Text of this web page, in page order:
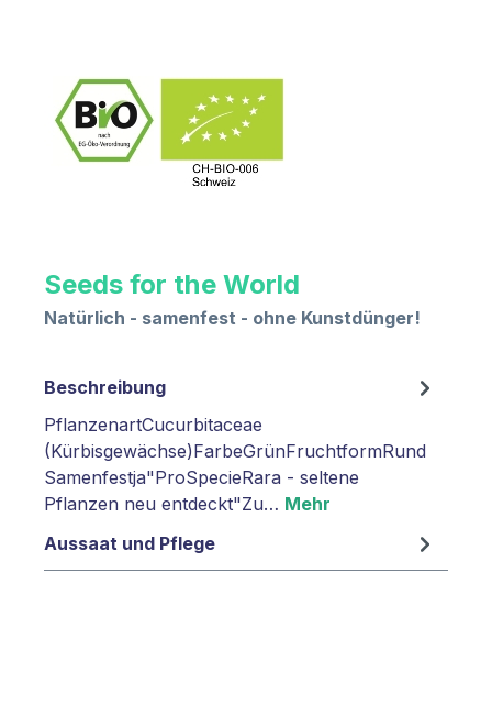
Seeds for the World
Natürlich - samenfest - ohne Kunstdünger!
Beschreibung
PflanzenartCucurbitaceae
(Kürbisgewächse)FarbeGrünFruchtformRund
Samenfestja"ProSpecieRara - seltene
Pflanzen neu entdeckt"Zu… Mehr
Aussaat und Pflege